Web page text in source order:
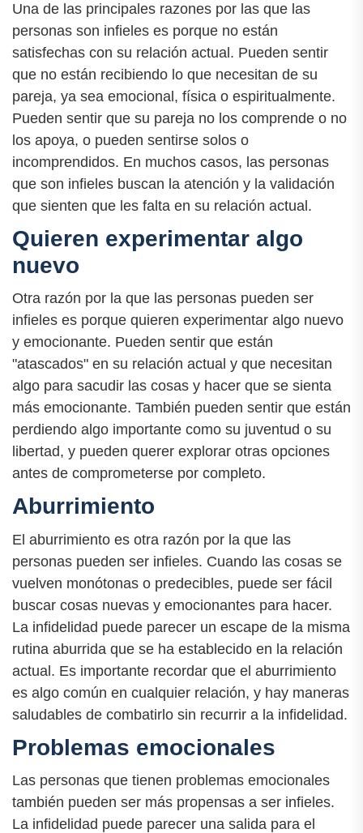
Una de las principales razones por las que las
personas son infieles es porque no están
satisfechas con su relación actual. Pueden sentir
que no están recibiendo lo que necesitan de su
pareja, ya sea emocional, física o espiritualmente.
Pueden sentir que su pareja no los comprende o no
los apoya, o pueden sentirse solos o
incomprendidos. En muchos casos, las personas
que son infieles buscan la atención y la validación
que sienten que les falta en su relación actual.
Quieren experimentar algo
nuevo
Otra razón por la que las personas pueden ser
infieles es porque quieren experimentar algo nuevo
y emocionante. Pueden sentir que están
"atascados" en su relación actual y que necesitan
algo para sacudir las cosas y hacer que se sienta
más emocionante. También pueden sentir que están
perdiendo algo importante como su juventud o su
libertad, y pueden querer explorar otras opciones
antes de comprometerse por completo.
Aburrimiento
El aburrimiento es otra razón por la que las
personas pueden ser infieles. Cuando las cosas se
vuelven monótonas o predecibles, puede ser fácil
buscar cosas nuevas y emocionantes para hacer.
La infidelidad puede parecer un escape de la misma
rutina aburrida que se ha establecido en la relación
actual. Es importante recordar que el aburrimiento
es algo común en cualquier relación, y hay maneras
saludables de combatirlo sin recurrir a la infidelidad.
Problemas emocionales
Las personas que tienen problemas emocionales
también pueden ser más propensas a ser infieles.
La infidelidad puede parecer una salida para el